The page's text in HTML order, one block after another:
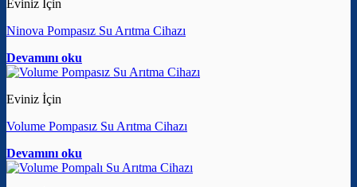
Eviniz İçin
Ninova Pompasız Su Arıtma Cihazı
Devamını oku
Eviniz İçin
Volume Pompasız Su Arıtma Cihazı
Devamını oku